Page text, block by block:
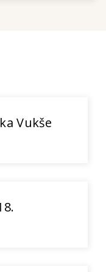
Vukše